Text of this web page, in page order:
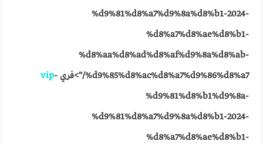
%d9%81%d8%a7%d9%8a%d8%b1-2024-
%d8%a7%d8%ae%d8%b1-
%d8%aa%d8%ad%d8%af%d9%8a%d8%ab-
%d9%85%d8%ac%d8%a7%d9%86%d8%a7/">فري
vip-
%d9%81%d8%b1%d9%8a-
%d9%81%d8%a7%d9%8a%d8%b1-2024-
%d8%a7%d8%ae%d8%b1-